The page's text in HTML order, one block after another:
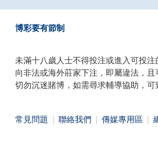
博彩要有節制
未滿十八歲人士不得投注或進入可投注
向非法或海外莊家下注，即屬違法，且
切勿沉迷賭博，如需尋求輔導協助，可
常見問題 聯絡我們 傳媒專用區